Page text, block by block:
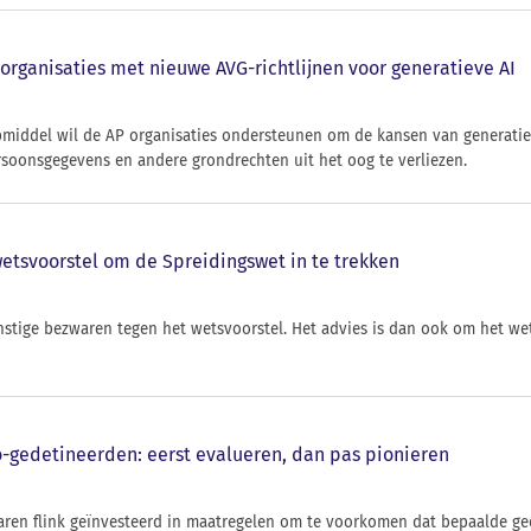
met nieuwe AVG-richtlijnen voor generatieve AI
wil de AP organisaties ondersteunen om de kansen van
en andere grondrechten uit het oog te verliezen.
om de Spreidingswet in te trekken
bezwaren tegen het wetsvoorstel. Het advies is dan ook om het
gedetineerden: eerst evalueren, dan pas pionieren
flink geïnvesteerd in maatregelen om te voorkomen dat bepaalde